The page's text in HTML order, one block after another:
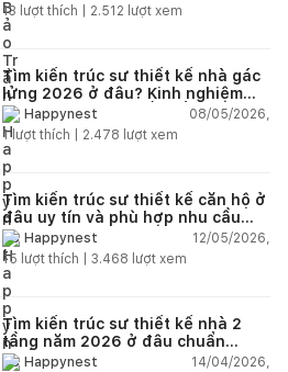
13 lượt thích | 2.512 lượt xem
Tìm kiến trúc sư thiết kế nhà gác
lửng 2026 ở đâu? Kinh nghiệm
chọn đúng tránh tốn tiền
Happynest
08/05/2026,
1lượt thích | 2.478 lượt xem
Tìm kiến trúc sư thiết kế căn hộ ở
đâu uy tín và phù hợp nhu cầu
năm 2026?
Happynest
12/05/2026,
15 lượt thích | 3.468 lượt xem
Tìm kiến trúc sư thiết kế nhà 2
tầng năm 2026 ở đâu chuẩn
nhất?Happynest
14/04/2026,